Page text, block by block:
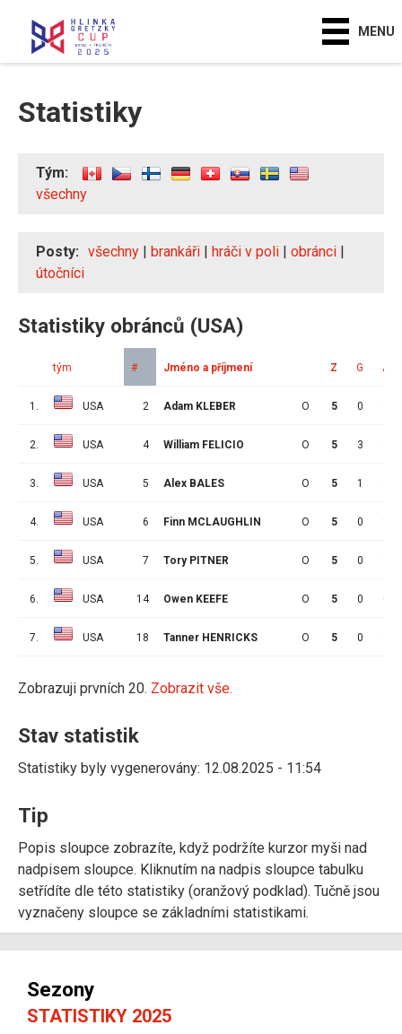
MENU
Statistiky
Tým:
všechny
Posty: všechny | brankáři | hráči v poli | obránci |
útočníci
Statistiky obránců (USA)
tým # Jméno a příjmení Z G A
1. USA 2 Adam KLEBER O 5 0
2. USA 4 William FELICIO O 5 3 2
3. USA 5 Alex BALES O 5 1
4. USA 6 Finn MCLAUGHLIN O 5 0
5. USA 7 Tory PITNER O 5 0
6. USA 14 Owen KEEFE O 5 0 0
7. USA 18 Tanner HENRICKS O 5 0
Zobrazuji prvních 20. Zobrazit vše.
Stav statistik
Statistiky byly vygenerovány: 12.08.2025 - 11:54
Tip
Popis sloupce zobrazíte, když podržíte kurzor myši nad
nadpisem sloupce. Kliknutím na nadpis sloupce tabulku
setřídíte dle této statistiky (oranžový podklad). Tučně jsou
vyznačeny sloupce se základními statistikami.
Sezony
STATISTIKY 2025